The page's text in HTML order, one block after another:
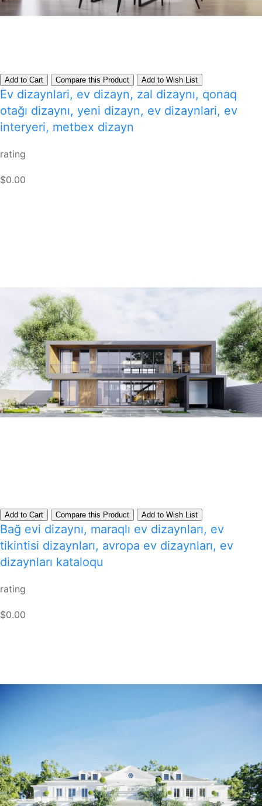
Add to Cart Compare this Product Add to Wish List
Ev dizaynlari, ev dizayn, zal dizaynı, qonaq
otağı dizaynı, yeni dizayn, ev dizaynlari, ev
interyeri, metbex dizayn
rating
$0.00
Add to Cart Compare this Product Add to Wish List
Bağ evi dizaynı, maraqlı ev dizaynları, ev
tikintisi dizaynları, avropa ev dizaynları, ev
dizaynları kataloqu
rating
$0.00